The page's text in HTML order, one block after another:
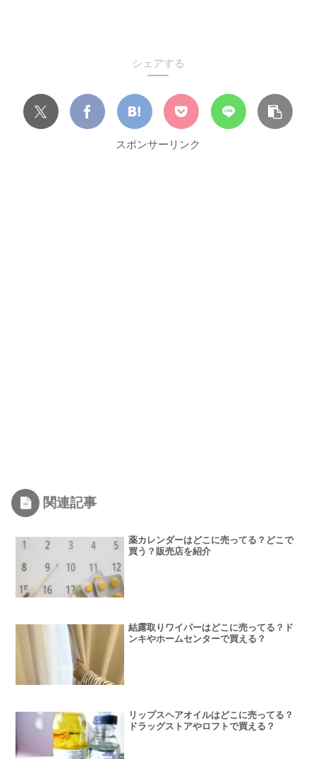
シェアする
スポンサーリンク
関連記事
薬カレンダーはどこに売ってる？どこで
買う？販売店を紹介
結露取りワイパーはどこに売ってる？ド
ンキやホームセンターで買える？
リップスヘアオイルはどこに売ってる？
ドラッグストアやロフトで買える？